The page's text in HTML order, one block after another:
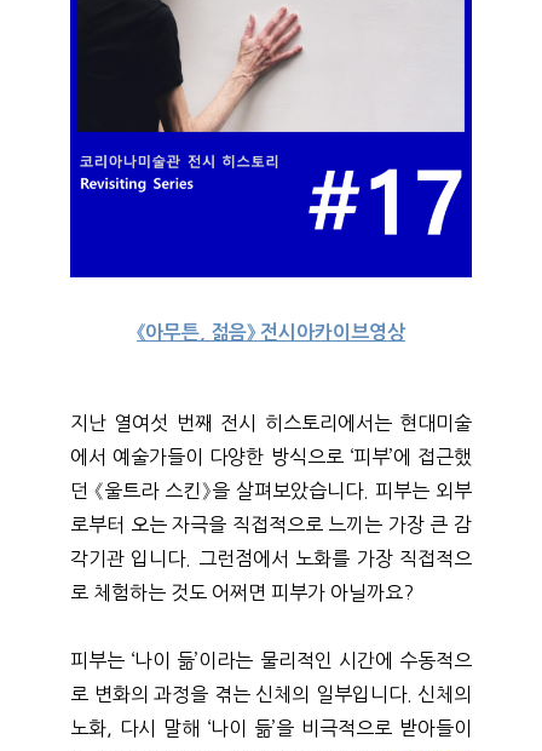
《아무튼, 젊음》 전시아카이브영상
지난 열여섯 번째 전시 히스토리에서는 현대미술
에서 예술가들이 다양한 방식으로 ‘피부’에 접근했
던 《울트라 스킨》을 살펴보았습니다. 피부는 외부
로부터 오는 자극을 직접적으로 느끼는 가장 큰 감
각기관 입니다. 그런점에서 노화를 가장 직접적으
로 체험하는 것도 어쩌면 피부가 아닐까요?
피부는 ‘나이 듦’이라는 물리적인 시간에 수동적으
로 변화의 과정을 겪는 신체의 일부입니다. 신체의
노화, 다시 말해 ‘나이 듦’을 비극적으로 받아들이